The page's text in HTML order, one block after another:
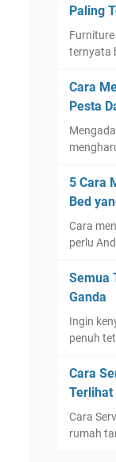
Paling
ternyata
Cara
Pesta
5 Cara
Bed
Cara
perlu
Semua
Ganda
Ingin
penuh
Cara
Terlihat
Cara
rumah